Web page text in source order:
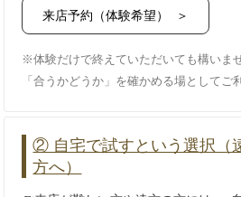
来店予約（体験希望） ＞
※体験だけで終えていただいても構いませ
「合うかどうか」を確かめる場としてご
② 自宅で試すという選択（
方へ）